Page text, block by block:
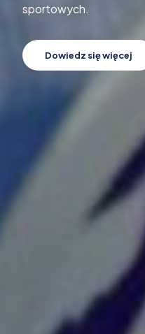
sportowych.
Dowiedz się więcej